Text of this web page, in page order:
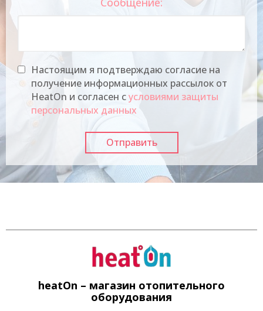
Настоящим я подтверждаю согласие на
получение информационных рассылок от
HeatOn и согласен сусловиями защиты
персональных данных
heatOn – магазин отопительного
оборудования